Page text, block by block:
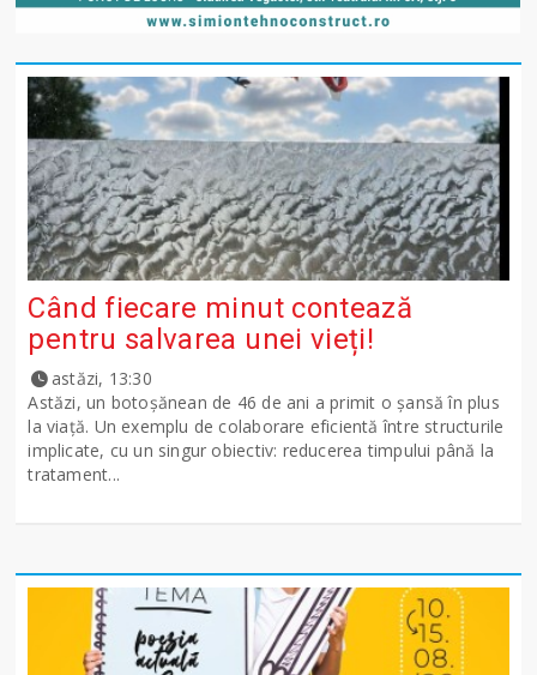
Când fiecare minut contează
pentru salvarea unei vieți!
astăzi, 13:30
Astăzi, un botoșănean de 46 de ani a primit o șansă în plus
la viață. Un exemplu de colaborare eficientă între structurile
implicate, cu un singur obiectiv: reducerea timpului până la
tratament...